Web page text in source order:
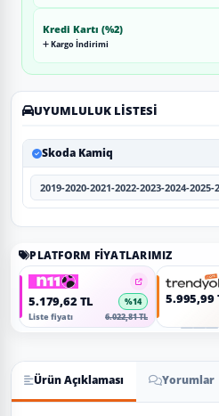
Kredi Kartı (%2)
Kargo İndirimi
UYUMLULUK LISTESI
Skoda Kamiq
2019-2020-2021-2022-2023-2024-
PLATFORM FIYATLARIMIZ
5.179,62 TL
%14
Liste fiyatı
6.022,81 TL
5.995,99
Ürün Açıklaması Yorumlar